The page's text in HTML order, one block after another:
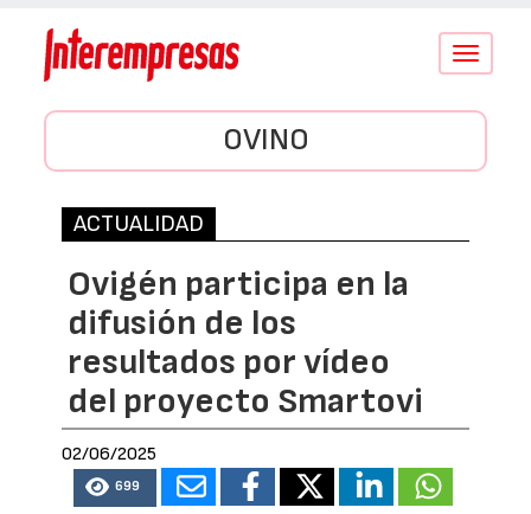
Conmutar
OVINO
ACTUALIDAD
Ovigén participa en la
difusión de los
resultados por vídeo
del proyecto Smartovi
02/06/2025
699